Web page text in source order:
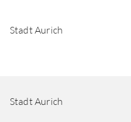
Stadt Aurich
Stadt Aurich